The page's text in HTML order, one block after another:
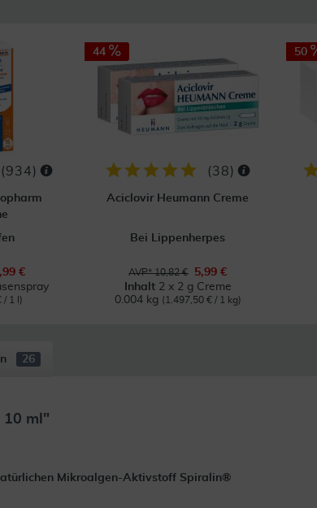
(934)
€
/ 1 l)
44
(38)
Aciclovir Heumann Creme
Bei Lippenherpes
AVP* 10,82 €
5,99 €
Inhalt 2 x 2 g Creme
0.004 kg (1.497,50 € / 1 kg)
50
26
10 ml"
Mikroalgen-Aktivstoff Spiralin®